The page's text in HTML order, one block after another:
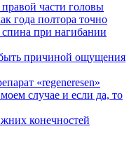
части головы
года полтора точно
при нагибании
причиной ощущения
«regeneresen»
случае и если да, то
конечностей